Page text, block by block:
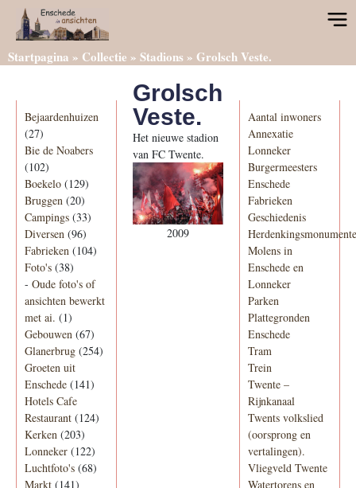
Startpagina » Collectie » Stadions» Grolsch Veste.
Bejaardenhuizen
(27)
Bie de Noabers
(102)
Boekelo (129)
Bruggen (20)
Campings (33)
Diversen (96)
Fabrieken (104)
Foto's (38)
- Oude foto's of
ansichten bewerkt
met ai. (1)
Gebouwen (67)
Glanerbrug (254)
Groeten uit
Enschede (141)
Hotels Cafe
Restaurant (124)
Kerken (203)
Lonneker (122)
Luchtfoto's (68)
Markt (141)
Grolsch
Veste.
Het nieuwe stadion
van FC Twente.
2009
Aantal inwoners
Annexatie
Lonneker
Burgermeesters
Enschede
Fabrieken
Geschiedenis
Molens in
Enschede en
Lonneker
Parken
Plattegronden
Enschede
Tram
Trein
Twente –
Rijnkanaal
Twents volkslied
(oorsprong en
vertalingen).
Vliegveld Twente
Watertorens en